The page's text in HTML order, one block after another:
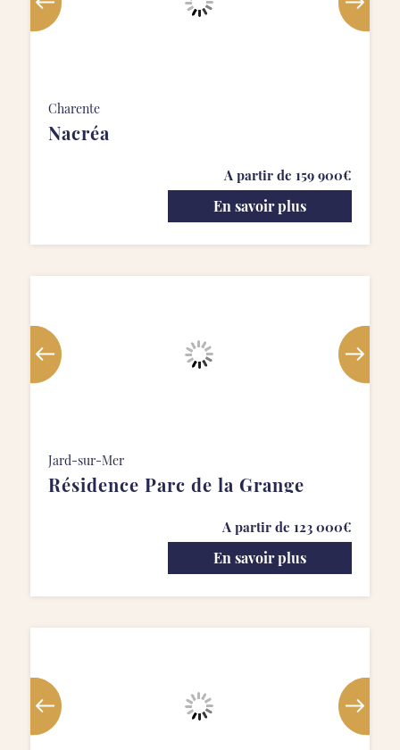
Nacréa
Charente
A partir de 159 900€
En savoir plus
Résidence Parc de la Grange
Jard-sur-Mer
A partir de 123 000€
En savoir plus